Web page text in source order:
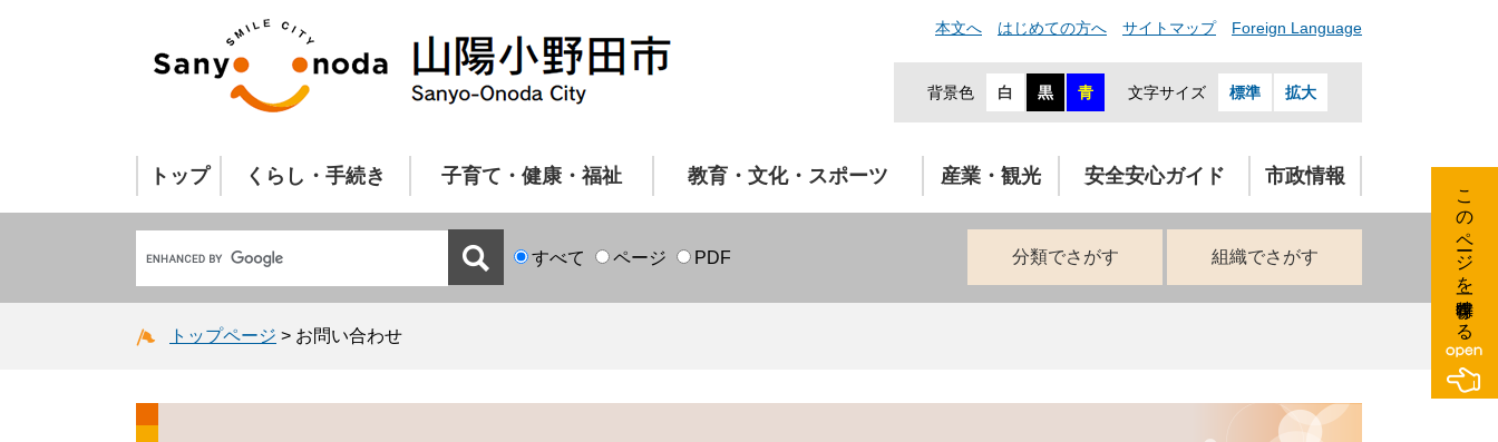
本文へ はじめての方へ サイトマップ Foreign Language
背景色 白 黒 青 文字サイズ 標準 拡大
トップ くらし・手続き 子育て・健康・福祉 教育・文化・スポーツ 産業・観光 安全安心ガイド 市政情報
すべて ページ PDF 分類でさがす 組織でさがす
トップページ > お問い合わせ
このページを一時保存する